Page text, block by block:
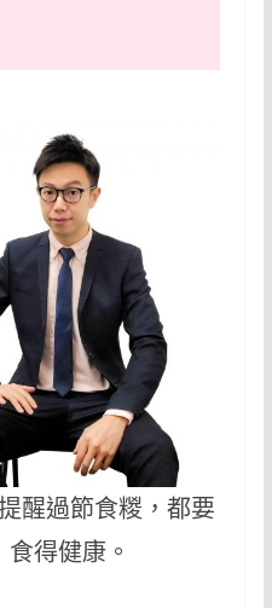
醒過節食糉，都要
食得健康。